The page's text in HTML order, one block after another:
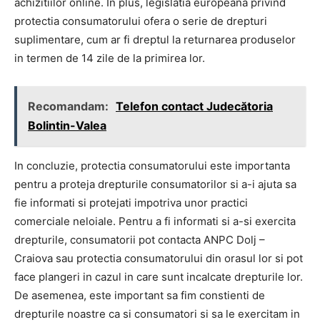
achizitiilor online. In plus, legislatia europeana privind
protectia consumatorului ofera o serie de drepturi
suplimentare, cum ar fi dreptul la returnarea produselor
in termen de 14 zile de la primirea lor.
Recomandam: Telefon contact Judecătoria
Bolintin-Valea
In concluzie, protectia consumatorului este importanta
pentru a proteja drepturile consumatorilor si a-i ajuta sa
fie informati si protejati impotriva unor practici
comerciale neloiale. Pentru a fi informati si a-si exercita
drepturile, consumatorii pot contacta ANPC Dolj –
Craiova sau protectia consumatorului din orasul lor si pot
face plangeri in cazul in care sunt incalcate drepturile lor.
De asemenea, este important sa fim constienti de
drepturile noastre ca si consumatori si sa le exercitam in